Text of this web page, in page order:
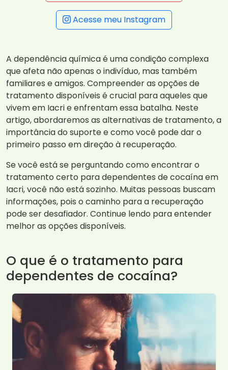
Acesse meu Instagram
A dependência química é uma condição complexa
que afeta não apenas o indivíduo, mas também
familiares e amigos. Compreender as opções de
tratamento disponíveis é crucial para aqueles que
vivem em Iacri e enfrentam essa batalha. Neste
artigo, abordaremos as alternativas de tratamento, a
importância do suporte e como você pode dar o
primeiro passo em direção à recuperação.
Se você está se perguntando como encontrar o
tratamento certo para dependentes de cocaína em
Iacri, você não está sozinho. Muitas pessoas buscam
informações, pois o caminho para a recuperação
pode ser desafiador. Continue lendo para entender
melhor as opções disponíveis.
O que é o tratamento para
dependentes de cocaína?